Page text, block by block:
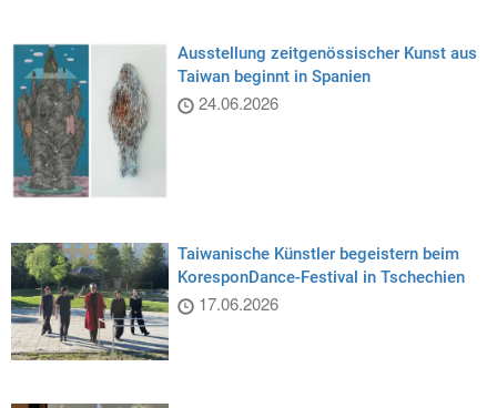
Ausstellung zeitgenössischer Kunst aus
Taiwan beginnt in Spanien
24.06.2026
Taiwanische Künstler begeistern beim
KoresponDance-Festival in Tschechien
17.06.2026